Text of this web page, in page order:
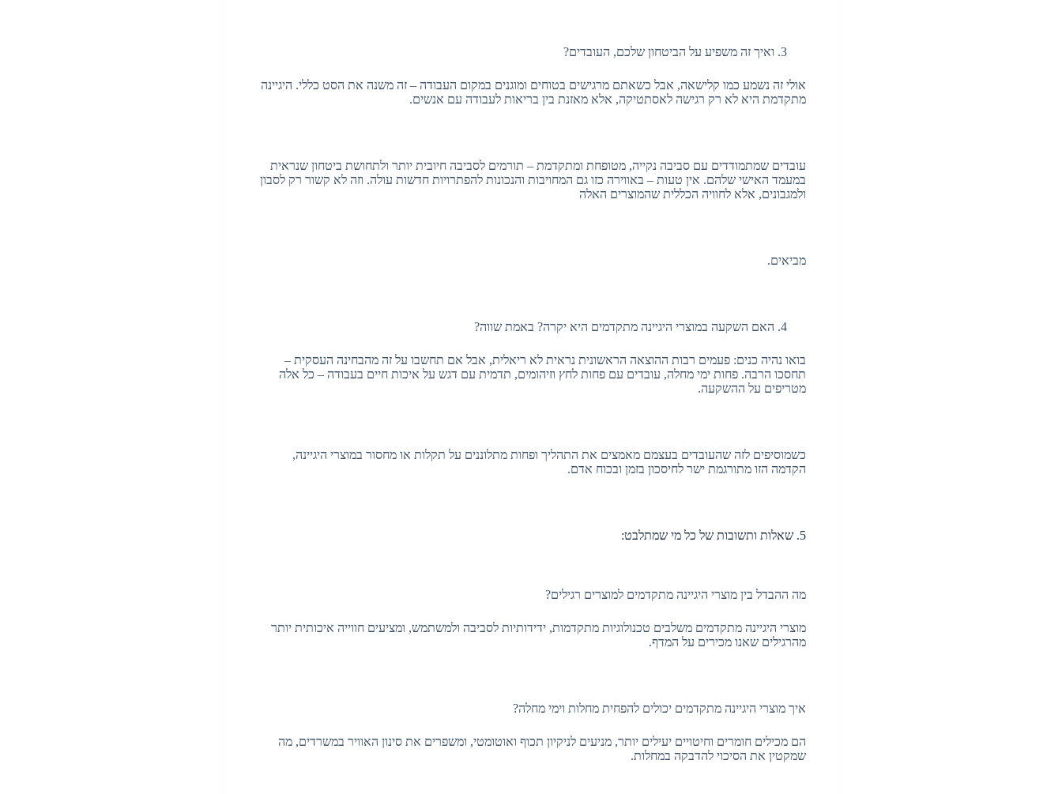
ואיך זה משפיע על הביטחון שלכם, העובדים?
אולי זה נשמע כמו קלישאה, אבל כשאתם מרגישים בטוחים ומוגנים במקום העבודה – זה משנה את הסט כללי. היגיינה
מתקדמת היא לא רק רגישה לאסתטיקה, אלא מאזנת בין בריאות לעבודה עם אנשים.
עובדים שמתמודדים עם סביבה נקייה, מטופחת ומתקדמת – תורמים לסביבה חיובית יותר ולתחושת ביטחון שנראית
במעמד האישי שלהם. אין טעות – באווירה כזו גם המחויבות והנכונות להפתרויות חדשות עולה. וזה לא קשור רק לסבון
ולמגבונים, אלא לחוויה הכללית שהמוצרים האלה
מביאים.
האם השקעה במוצרי היגיינה מתקדמים היא יקרה? באמת שווה?
בואו נהיה כנים: פעמים רבות ההוצאה הראשונית נראית לא ריאלית, אבל אם תחשבו על זה מהבחינה העסקית –
תחסכו הרבה. פחות ימי מחלה, עובדים עם פחות לחץ וזיהומים, תדמית עם דגש על איכות חיים בעבודה – כל אלה
מטריפים על ההשקעה.
כשמוסיפים לזה שהעובדים בעצמם מאמצים את התהליך ופחות מתלוננים על תקלות או מחסור במוצרי היגיינה,
הקדמה הזו מתורגמת ישר לחיסכון בזמן ובכוח אדם.
5. שאלות ותשובות של כל מי שמתלבט:
מה ההבדל בין מוצרי היגיינה מתקדמים למוצרים רגילים?
מוצרי היגיינה מתקדמים משלבים טכנולוגיות מתקדמות, ידידותיות לסביבה ולמשתמש, ומציעים חווייה איכותית יותר
מהרגילים שאנו מכירים על המדף.
איך מוצרי היגיינה מתקדמים יכולים להפחית מחלות וימי מחלה?
הם מכילים חומרים וחיטויים יעילים יותר, מניעים לניקיון תכוף ואוטומטי, ומשפרים את סינון האוויר במשרדים, מה
שמקטין את הסיכוי להדבקה במחלות.